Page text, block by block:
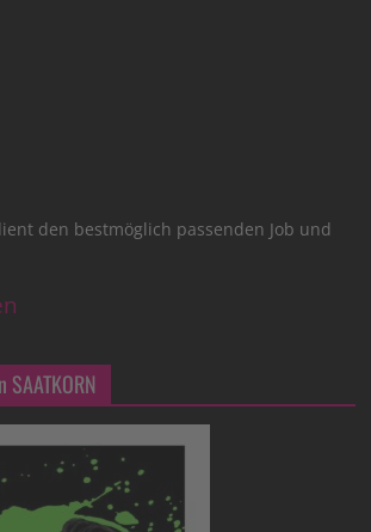
den bestmöglich passenden Job und